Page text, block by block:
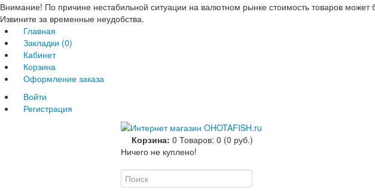
Внимание! По причине нестабильной ситуации на валютном рынке стоимость товаров может
Извините за временные неудобства.
Главная
Закладки (0)
Кабинет
Корзина
Оформление заказа
Войти
Регистрация
Корзина: 0 Товаров: 0 (0 руб.)
Ничего не куплено!